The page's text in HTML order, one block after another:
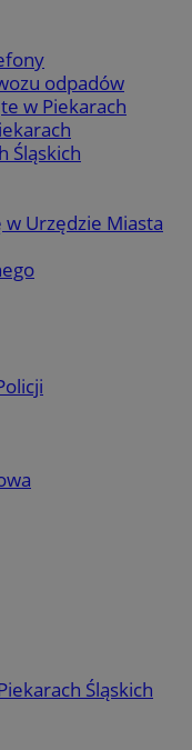
odpadów
w Piekarach
Śląskich
w Urzędzie Miasta
Śląskich